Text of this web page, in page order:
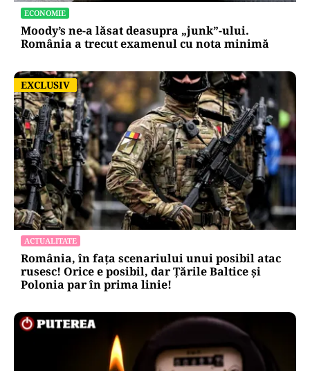
ECONOMIE
Moody’s ne-a lăsat deasupra „junk”-ului.
România a trecut examenul cu nota minimă
EXCLUSIV
EXCLUSIV
ACTUALITATE
România, în fața scenariului unui posibil atac
rusesc! Orice e posibil, dar Țările Baltice și
Polonia par în prima linie!